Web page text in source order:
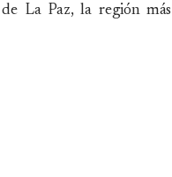
La Paz, la región más